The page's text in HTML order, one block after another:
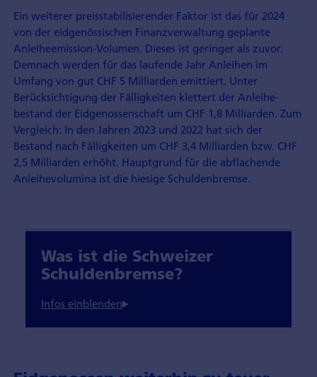
Ein weiterer preisstabilisierender Faktor ist das für 2024
von der eidgenössischen Finanzverwaltung geplante
Anleiheemission-Volumen. Dieses ist geringer als zuvor.
Demnach werden für das laufende Jahr Anleihen im
Umfang von gut CHF 5 Milliarden emittiert. Unter
Berücksichtigung der Fälligkeiten klettert der Anleihe­
bestand der Eidgenossenschaft um CHF 1,8 Milliarden. Zum
Vergleich: In den Jahren 2023 und 2022 hat sich der
Bestand nach Fälligkeiten um CHF 3,4 Milliarden bzw. CHF
2,5 Milliarden erhöht. Hauptgrund für die abflachende
Anleihevolumina ist die hiesige Schuldenbremse.
Was ist die Schweizer
Schuldenbremse?